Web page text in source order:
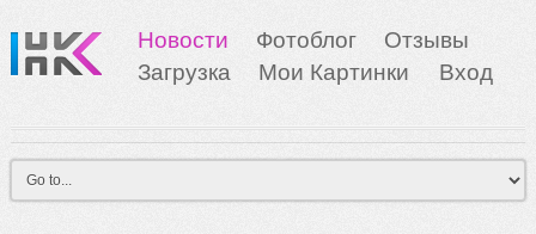
Новости Фотоблог
Отзывы
Загрузка
Мои Картинки Вход